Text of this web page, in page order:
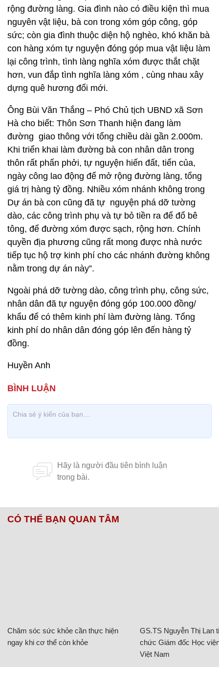
rộng đường làng. Gia đình nào có điều kiện thì mua
nguyên vật liệu, bà con trong xóm góp công, góp
sức; còn gia đình thuộc diện hộ nghèo, khó khăn bà
con hàng xóm tự nguyện đóng góp mua vật liệu làm
lại công trình, tình làng nghĩa xóm được thắt chặt
hơn, vun đắp tình nghĩa làng xóm , cùng nhau xây
dựng quê hương đổi mới.
Ông Bùi Văn Thắng – Phó Chủ tịch UBND xã Sơn
Hà cho biết: Thôn Sơn Thanh hiện đang làm
đường giao thông với tổng chiều dài gần 2.000m.
Khi triển khai làm đường bà con nhân dân trong
thôn rất phấn phởi, tự nguyện hiến đất, tiển của,
ngày công lao động để mở rộng đường làng, tổng
giá trị hàng tỷ đồng. Nhiều xóm nhánh không trong
Dự án bà con cũng đã tự nguyện phá dỡ tường
dào, các công trình phụ và tự bỏ tiền ra để đổ bê
tông, để đường xóm được sạch, rộng hơn. Chính
quyền địa phương cũng rất mong được nhà nước
tiếp tục hộ trợ kinh phí cho các nhánh đường không
nằm trong dự án này”.
Ngoài phá dỡ tường dào, công trình phụ, công sức,
nhân dân đã tự nguyện đóng góp 100.000 đồng/
khẩu để có thêm kinh phí làm đường làng. Tổng
kinh phí do nhân dân đóng góp lên đến hàng tỷ
đồng.
Huyền Anh
CÓ THỂ BẠN QUAN TÂM
Chăm sóc sức khỏe cần thực hiện
ngay khi cơ thể còn khỏe
GS.TS Nguyễn Thị Lan
chức Giám đốc Học
Việt Nam